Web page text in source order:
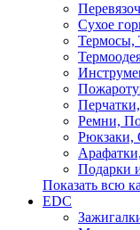
Сухое
Термосы,
Ремни,
Рюкзаки,
Подарки
Показать всю
EDC